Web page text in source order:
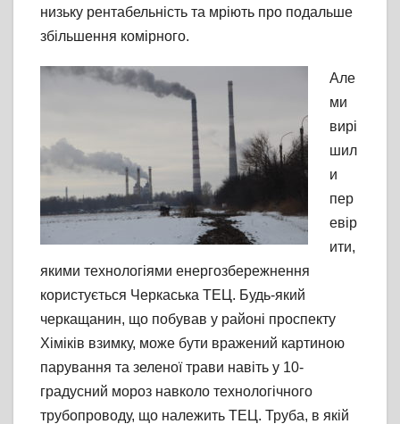
низьку рентабельність та мріють про подальше
збільшення комірного.
Але
ми
вирі
шил
и
пер
евір
ити,
якими технологіями енергозбережнення
користується Черкаська ТЕЦ. Будь-який
черкащанин, що побував у районі проспекту
Хіміків взимку, може бути вражений картиною
парування та зеленої трави навіть у 10-
градусний мороз навколо технологічного
трубопроводу, що належить ТЕЦ. Труба, в якій